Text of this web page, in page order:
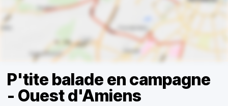
P'tite balade en campagne
- Ouest d'Amiens